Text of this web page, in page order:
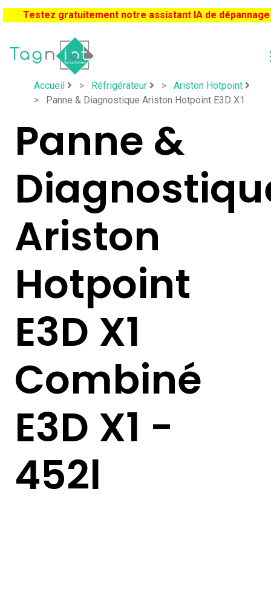
Testez gratuitement notre assistant IA de dépannage
Accueil > Réfrigérateur >
Ariston Hotpoint
>
Panne & Diagnostique Ariston Hotpoint E3D X1
Panne &
Ariston
Hotpoint
E3D X1
Combiné
E3D X1 -
452l